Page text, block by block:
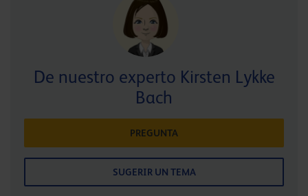
De nuestro experto Kirsten Lykke
Bach
PREGUNTA
SUGERIR UN TEMA